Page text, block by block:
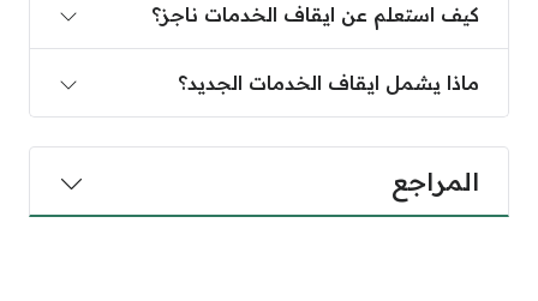
كيف استعلم عن ايقاف الخدمات ناجز؟
ماذا يشمل ايقاف الخدمات الجديد؟
المراجع